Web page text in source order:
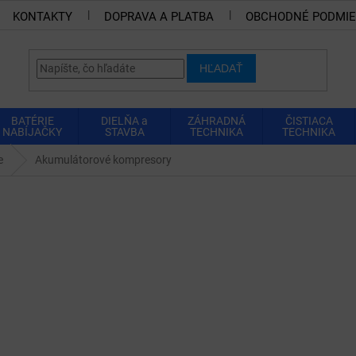
KONTAKTY DOPRAVA A PLATBA OBCHODNÉ
HĽADAŤ
BATÉRIE
NABÍJAČKY
DIELŇA a
STAVBA
ZÁHRADNÁ
TECHNIKA
ČISTIACA
TECHNIKA
Akumulátorové kompresory